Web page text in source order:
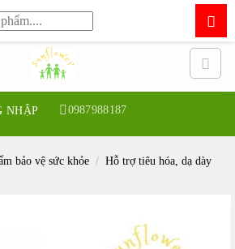
NHẬP 0987988187
bảo vệ sức khỏe / Hỗ trợ tiêu hóa, dạ dày